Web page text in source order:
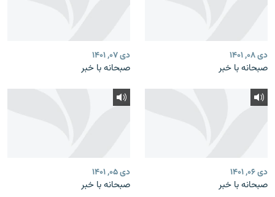
دی ۰۸, ۱۴۰۱
صبحانه با خبر
دی ۰۷, ۱۴۰۱
صبحانه با خبر
دی ۰۶, ۱۴۰۱
صبحانه با خبر
دی ۰۵, ۱۴۰۱
صبحانه با خبر